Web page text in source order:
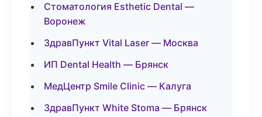
Стоматология Esthetic Dental —
Воронеж
ЗдравПункт Vital Laser — Москва
ИП Dental Health — Брянск
МедЦентр Smile Clinic — Калуга
ЗдравПункт White Stoma — Брянск